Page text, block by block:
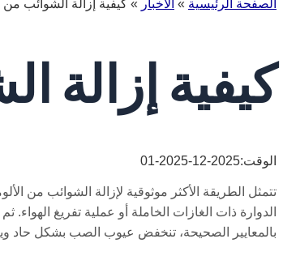
الصفحة الرئيسية » الأخبار » كيفية إزالة الشوائب من
كيفية إزالة
الوقت:2025-12-2025-01
تتمثل الطريقة الأكثر موثوقية لإزالة الشوائب من
الدوارة ذات الغازات الخاملة أو عملية تفريغ
بالمعايير الصحيحة، تنخفض عيوب الصب بشكل حاد